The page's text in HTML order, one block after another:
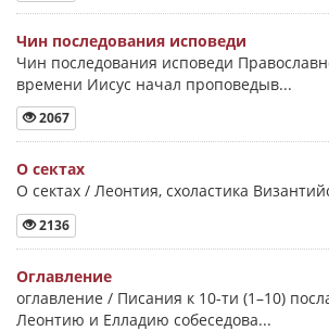
Чин последования исповеди
Чин последования исповеди
времени Иисус начал проповедыв...
2067
О сектах
О сектах / Леонтия, схоластика
2136
Оглавление
оглавление / Писания к 10-ти (1–10)
Леонтию и Елладию собеседова...